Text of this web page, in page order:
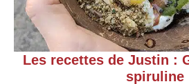
Les recettes de Justin :
spiruline